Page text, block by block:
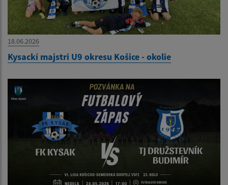
18.06.2026
Kysackí majstri U9 okresu Košice - okolie